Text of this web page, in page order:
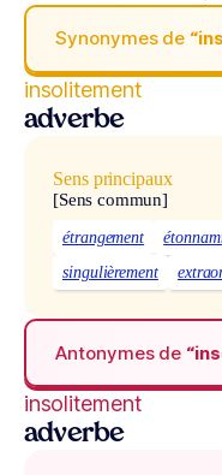
Synonymes de
insolitement
adverbe
Sens principaux
[Sens commun]
étrangement
singulièrement
Antonymes de
insolitement
adverbe